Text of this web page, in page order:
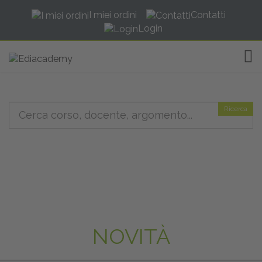
I miei ordini
Contatti
Login
Ricerca
NOVITÀ